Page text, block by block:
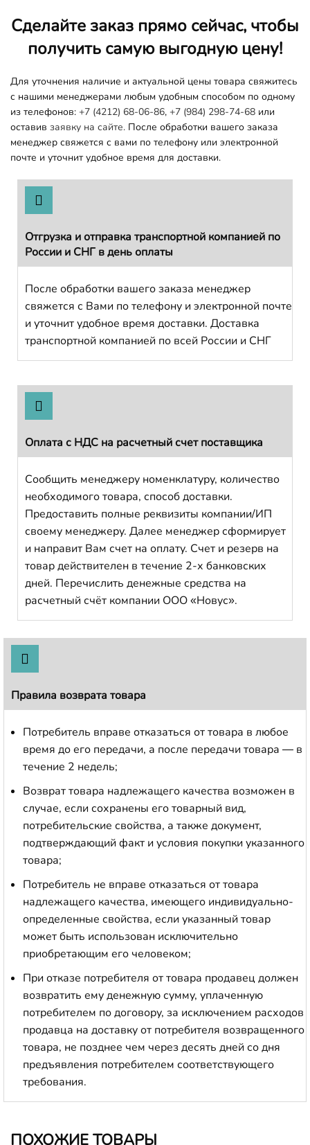
Сделайте заказ прямо сейчас, чтобы
получить самую выгодную цену!
Для уточнения наличие и актуальной цены товара свяжитесь
с нашими менеджерами любым удобным способом по одному
из телефонов: +7 (4212) 68-06-86, +7 (984) 298-74-68 или
оставив заявку на сайте. После обработки вашего заказа
менеджер свяжется с вами по телефону или электронной
почте и уточнит удобное время для доставки.
Отгрузка и отправка транспортной компанией по
России и СНГ в день оплаты
После обработки вашего заказа менеджер
свяжется с Вами по телефону и электронной почте
и уточнит удобное время доставки. Доставка
транспортной компанией по всей России и СНГ
Оплата с НДС на расчетный счет поставщика
Сообщить менеджеру номенклатуру, количество
необходимого товара, способ доставки.
Предоставить полные реквизиты компании/ИП
своему менеджеру. Далее менеджер сформирует
и направит Вам счет на оплату. Счет и резерв на
товар действителен в течение 2-х банковских
дней. Перечислить денежные средства на
расчетный счёт компании ООО «Новус».
Правила возврата товара
Потребитель вправе отказаться от товара в любое
время до его передачи, а после передачи товара — в
течение 2 недель;
Возврат товара надлежащего качества возможен в
случае, если сохранены его товарный вид,
потребительские свойства, а также документ,
подтверждающий факт и условия покупки указанного
товара;
Потребитель не вправе отказаться от товара
надлежащего качества, имеющего индивидуально-
определенные свойства, если указанный товар
может быть использован исключительно
приобретающим его человеком;
При отказе потребителя от товара продавец должен
возвратить ему денежную сумму, уплаченную
потребителем по договору, за исключением расходов
продавца на доставку от потребителя возвращенного
товара, не позднее чем через десять дней со дня
предъявления потребителем соответствующего
требования.
ПОХОЖИЕ ТОВАРЫ